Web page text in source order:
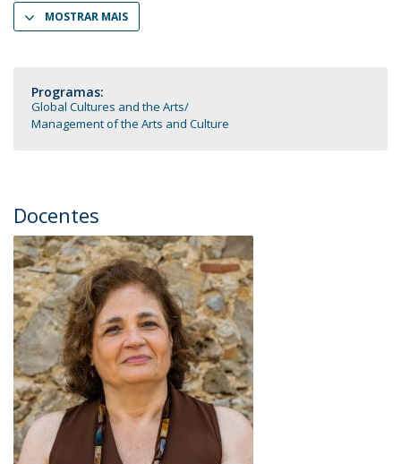
MOSTRAR MAIS
Programas:
Global Cultures and the Arts
Management of the Arts and Culture
Docentes